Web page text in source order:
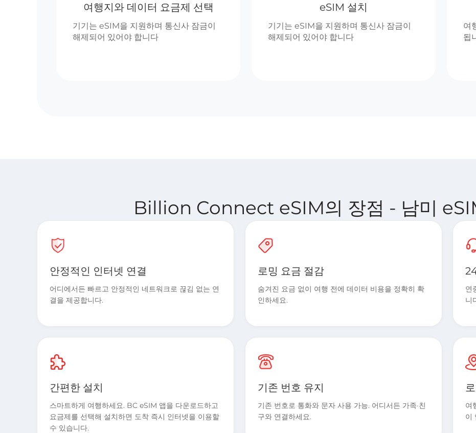
여행지와 데이터 요금제 선택
기기는 eSIM을 지원하며 통신사 잠금이
해제되어 있어야 합니다
eSIM 설치
기기는 eSIM을 지원하며 통신사 잠금이
해제되어 있어야 합니다
여
됩
Billion Connect eSIM의 장점 - 남미
안정적인 인터넷 연결
어디에서든 빠르고 안정적인 네트워크로 끊김 없는 연
결을 제공합니다.
로밍 요금 절감
숨겨진 요금 없이 여행 전에 데이터 비용을 정확히 확
인하세요.
연
니
간편한 설치
스마트하게 여행하세요. BC eSIM 앱을 다운로드하고
요금제를 선택해 설치하면 도착 즉시 인터넷을 이용할
수 있습니다.
기존 번호 유지
기존 번호로 통화와 문자 사용 가능. 어디서든 가족·친
구와 연결하세요.
여
이